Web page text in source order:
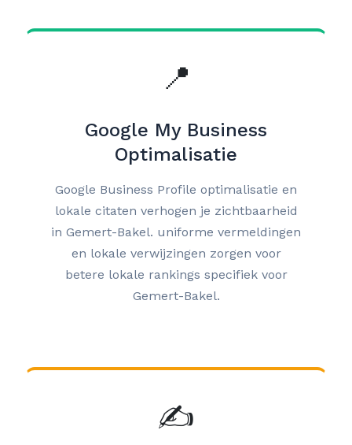
📍
Google My Business
Optimalisatie
Google Business Profile optimalisatie en
lokale citaten verhogen je zichtbaarheid
in Gemert-Bakel. uniforme vermeldingen
en lokale verwijzingen zorgen voor
betere lokale rankings specifiek voor
Gemert-Bakel.
✍️